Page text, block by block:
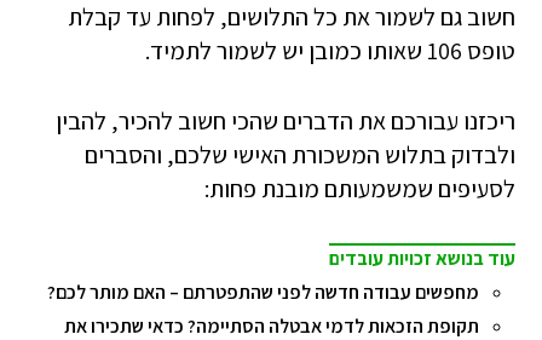
חשוב גם לשמור את כל התלושים, לפחות עד קבלת
טופס 106 שאותו כמובן יש לשמור לתמיד.
ריכזנו עבורכם את הדברים שהכי חשוב להכיר, להבין
ולבדוק בתלוש המשכורת האישי שלכם, והסברים
לסעיפים שמשמעותם מובנת פחות:
עוד בנושא זכויות עובדים
מחפשים עבודה חדשה לפני שהתפטרתם – האם מותר לכם?
תקופת הזכאות לדמי אבטלה הסתיימה? כדאי שתכירו את